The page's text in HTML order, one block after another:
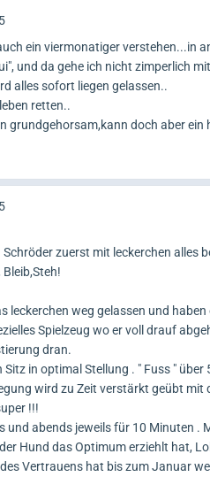
für was du das Fußgehen brauchst
den Alltag brauchst könnte das
bei mir, dass sie sonlange an
mir andere Hunde/Personen
bei dir zu den
dahin.
auch nicht. Wenn ich meinen
übe etwas so, dass der Hund
hat und wird erst die Schwierigkeit
werden. Wenn ich bei einem so
man hat die Schwierigkeit zu früh
es ja geschrieben. Kann ja sein das
nur meine persönliche Meinung.
für nichts zu entschuldigen. Danke
ein viermonatiger verstehen...in
und da gehe ich nicht zimperlich
alles sofort liegen gelassen..
retten..
grundgehorsam,kann doch aber
Schröder zuerst mit leckerchen
Bleib,Steh!
leckerchen weg gelassen und
Spielzeug wo er voll drauf
dran.
Sitz in optimal Stellung . " Fuss " über
wird zu Zeit verstärkt geübt mit
!!!
und abends jeweils für 10 Minuten .
Hund das Optimum erziehlt hat,
Vertrauens hat bis zum Januar